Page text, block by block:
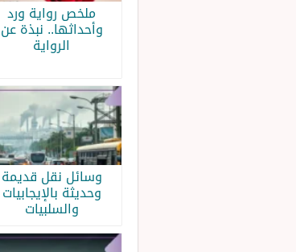
ملخص رواية ورد
وأحداثها.. نبذة عن
الرواية
وسائل نقل قديمة
وحديثة بالإيجابيات
والسلبيات